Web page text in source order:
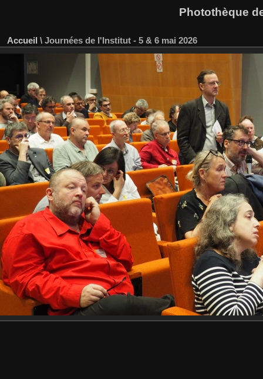
Photothèque
Accueil \ Journées de l'Institut - 5 & 6 mai 2026